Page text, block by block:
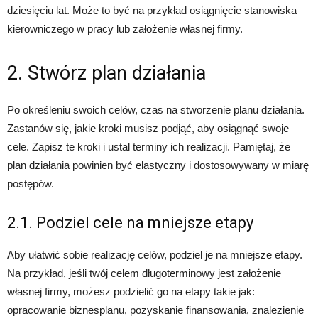
dziesięciu lat. Może to być na przykład osiągnięcie stanowiska
kierowniczego w pracy lub założenie własnej firmy.
2. Stwórz plan działania
Po określeniu swoich celów, czas na stworzenie planu działania.
Zastanów się, jakie kroki musisz podjąć, aby osiągnąć swoje
cele. Zapisz te kroki i ustal terminy ich realizacji. Pamiętaj, że
plan działania powinien być elastyczny i dostosowywany w miarę
postępów.
2.1. Podziel cele na mniejsze etapy
Aby ułatwić sobie realizację celów, podziel je na mniejsze etapy.
Na przykład, jeśli twój celem długoterminowy jest założenie
własnej firmy, możesz podzielić go na etapy takie jak:
opracowanie biznesplanu, pozyskanie finansowania, znalezienie